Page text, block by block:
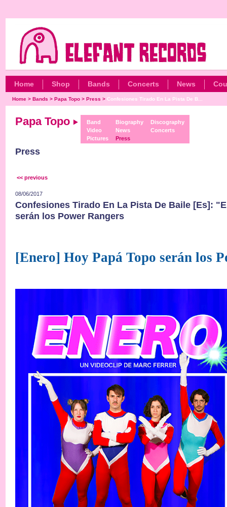
Home Shop Bands Concerts News
Home> Bands > Papa Topo> Press > Confesiones Tirado En La Pista De B...
Papa Topo
Band
Video
Pictures
Biography
News
Press
Discography
Concerts
Press
<< previous
08/06/2017
Confesiones Tirado En La Pista De Baile [Es]:
serán los Power Rangers
[Enero] Hoy Papá Topo serán los